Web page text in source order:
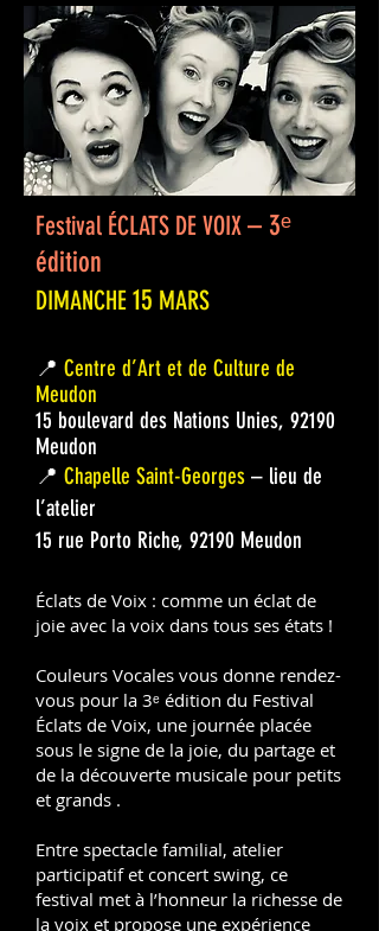
Festival ÉCLATS DE VOIX– 3ᵉ
édition
DIMANCHE15 MARS
📍 Centre d’Art et de Culture de
Meudon
15 boulevard des Nations Unies, 92190
Meudon
📍 Chapelle Saint-Georges – lieu de
l’atelier
15 rue Porto Riche, 92190 Meudon
Éclats de Voix : comme un éclat de
joie avec la voix dans tous ses états !
Couleurs Vocales vous donne rendez-
vous pour la 3ᵉ édition du Festival
Éclats de Voix, une journée placée
sous le signe de la joie, du partage et
de la découverte musicale pour petits
et grands .
Entre spectacle familial, atelier
participatif et concert swing, ce
festival met à l’honneur la richesse de
la voix et propose une expérience